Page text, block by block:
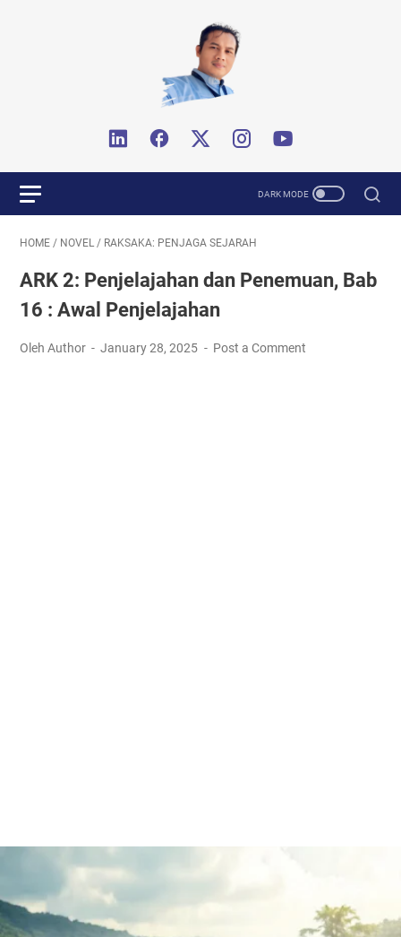
HOME / NOVEL / RAKSAKA: PENJAGA SEJARAH
ARK 2: Penjelajahan dan Penemuan, Bab
16 : Awal Penjelajahan
Oleh Author January 28, 2025 Post a Comment